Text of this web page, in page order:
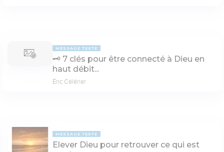
MESSAGE TEXTE
🗝 7 clés pour être connecté à Dieu en
haut débit...
Éric Célérier
MESSAGE TEXTE
Elever Dieu pour retrouver ce qui est